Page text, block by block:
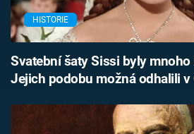
HISTORIE
Svatební šaty Sissi byly
Jejich podobu možná odhalili v